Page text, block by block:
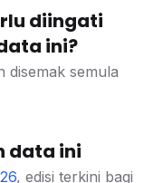
diingati
ini?
disemak semula
data ini
, edisi terkini bagi